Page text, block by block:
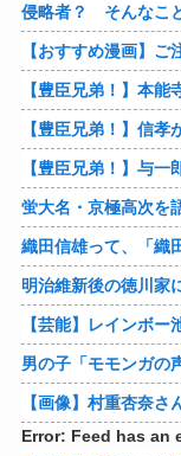
侵略者？ そんなこ
【おすすめ漫画】ご
【豊臣兄弟！】信孝
【豊臣兄弟！】与一
蛍大名・京極高次を
明治維新後の徳川家
男の子「モモンガの
【画像】村重杏奈
Error: Feed has an